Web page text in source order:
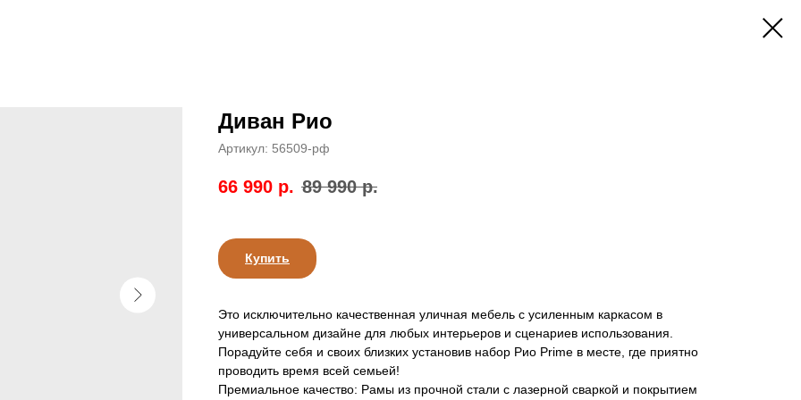
Диван Рио
Артикул: 56509-рф
66 990 р. 89 990 р.
Купить
Это исключительно качественная уличная мебель с усиленным каркасом в
универсальном дизайне для любых интерьеров и сценариев использования.
Порадуйте себя и своих близких установив набор Рио Prime в месте, где приятно
проводить время всей семьей!
Премиальное качество: Рамы из прочной стали с лазерной сваркой и покрытием